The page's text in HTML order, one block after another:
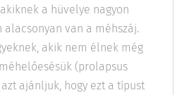
a hüvelye nagyon
alacsonyan van a méhszáj.
akik nem élnek még
(prolapsus
ajánljuk, hogy ezt a típust